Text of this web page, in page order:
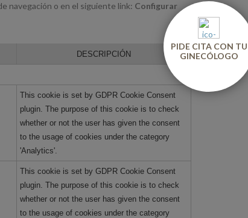
navegación o en el siguiente link: Configurar
DESCRIPCIÓN
This cookie is set by GDPR Cookie Consent
plugin. The purpose of this cookie is to check
whether or not the user has given the consent
to the usage of cookies under the category
'Analytics'.
This cookie is set by GDPR Cookie Consent
plugin. The purpose of this cookie is to check
whether or not the user has given the consent
to the usage of cookies under the category
PIDE CITA CON TU
GINECÓLOGO